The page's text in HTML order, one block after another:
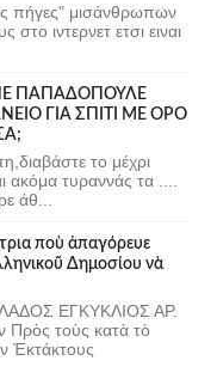
πήγες" μισάνθρωπων
στο ιντερνετ ετσι ειναι
ΠΑΠΑΔΟΠΟΥΛΕ
ΓΙΑ ΣΠΙΤΙ ΜΕ ΟΡΟ
το μέχρι
ακόμα τυραννάς τα ....
άθ...
ποὺ ἀπαγόρευε
Δημοσίου νὰ
ΕΓΚΥΚΛΙΟΣ ΑΡ.
Πρὸς τοὺς κατὰ τὸ
Ἐκτάκτους